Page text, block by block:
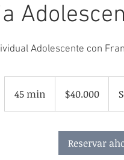
Adolescente con
45 min
5
chilenos
$40.000
Reservar